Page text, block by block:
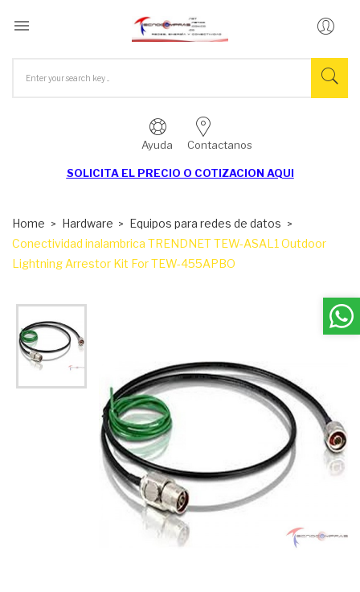

Ayuda Contactanos
SOLICITA EL PRECIO O COTIZACION AQUI
Home Hardware
Equipos para redes de datos
Conectividad inalambrica TRENDNET TEW-ASAL1 Outdoor
Lightning Arrestor Kit For TEW-455APBO